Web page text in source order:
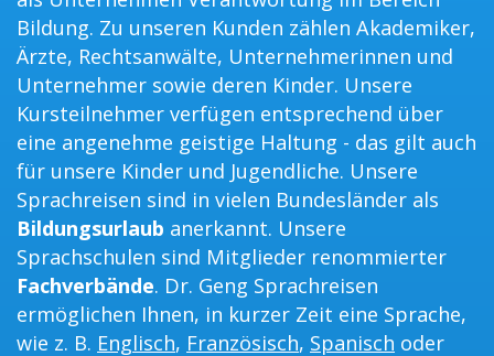
Bildung. Zu unseren Kunden zählen Akademiker,
Ärzte, Rechtsanwälte, Unternehmerinnen und
Unternehmer sowie deren Kinder. Unsere
Kursteilnehmer verfügen entsprechend über
eine angenehme geistige Haltung - das gilt auch
für unsere Kinder und Jugendliche. Unsere
Sprachreisen sind in vielen Bundesländer als
Bildungsurlaub anerkannt. Unsere
Sprachschulen sind Mitglieder renommierter
Fachverbände. Dr. Geng Sprachreisen
ermöglichen Ihnen, in kurzer Zeit eine Sprache,
wie z. B. Englisch, Französisch, Spanisch oder